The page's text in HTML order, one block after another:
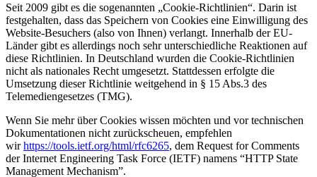
Seit 2009 gibt es die sogenannten „Cookie-Richtlinien“. Darin ist
festgehalten, dass das Speichern von Cookies eine Einwilligung des
Website-Besuchers (also von Ihnen) verlangt. Innerhalb der EU-
Länder gibt es allerdings noch sehr unterschiedliche Reaktionen auf
diese Richtlinien. In Deutschland wurden die Cookie-Richtlinien
nicht als nationales Recht umgesetzt. Stattdessen erfolgte die
Umsetzung dieser Richtlinie weitgehend in § 15 Abs.3 des
Telemediengesetzes (TMG).
Wenn Sie mehr über Cookies wissen möchten und vor technischen
Dokumentationen nicht zurückscheuen, empfehlen
wirhttps://tools.ietf.org/html/rfc6265, dem Request for Comments
der Internet Engineering Task Force (IETF) namens “HTTP State
Management Mechanism”.